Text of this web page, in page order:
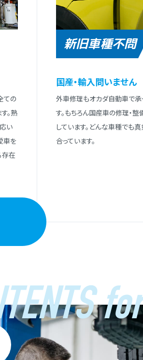
ての
。熟
い
⾞を
存在
新旧車種不問
国産・輸⼊問いません
外⾞修理もオカダ⾃動⾞で承
す。もちろん国産⾞の修理・
しています。どんな⾞種でも
合っています。